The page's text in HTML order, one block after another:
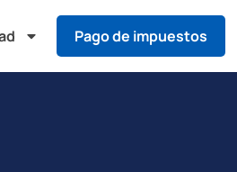
Pago de impuestos